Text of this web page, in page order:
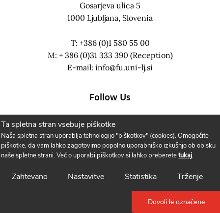
Ta spletna stran vsebuje piškotke
Naša spletna stran uporablja tehnologijo "piškotkov" (cookies). Omogočite
piškotke, da vam lahko zagotovimo popolno uporabniško izkušnjo ob obisku
naše spletne strani. Več o uporabi piškotkov si lahko preberetetukaj.
Zahtevano Nastavitve Statistika Trženje
Dovoli le označene
Gosarjeva ulica 5
1000 Ljubljana, Slovenia
T: +386 (0)1 580 55 00
M: + 386 (0)31 333 390 (Reception)
E-mail: info@fu.uni-lj.si
Follow Us